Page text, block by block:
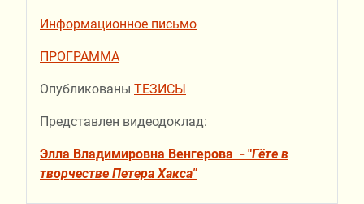
Информационное письмо
ПРОГРАММА
Опубликованы ТЕЗИСЫ
Представлен видеодоклад:
Элла Владимировна Венгерова - "Гёте в
творчестве Петера Хакса"